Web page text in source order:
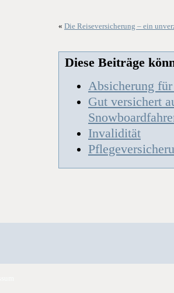
« Die Reiseversicherung – ein
Diese Beiträge
Absicherung
Gut versichert
Invalidität